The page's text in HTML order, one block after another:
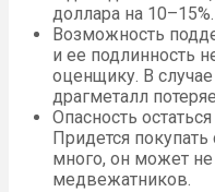
доллара на 10–15%.
Возможность
и ее подлинность
оценщику. В
драгметалл
Опасность
Придется
много, он может
медвежатников.